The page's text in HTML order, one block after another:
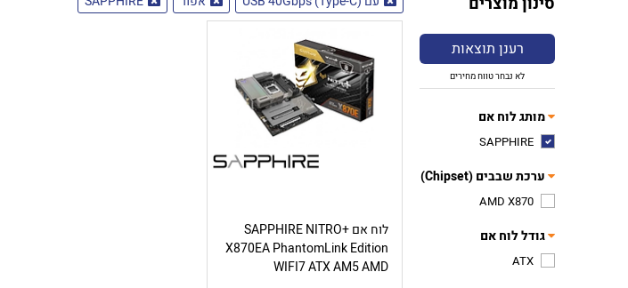
רענן תוצאות
לא נבחר טווח מחירים
מותג לוח אם
SAPPHIRE
ערכת שבבים (Chipset)
AMD X870
גודל לוח אם
ATX
לוח אם SAPPHIRE NITRO+
X870EA PhantomLink Edition
WIFI7 ATX AM5 AMD